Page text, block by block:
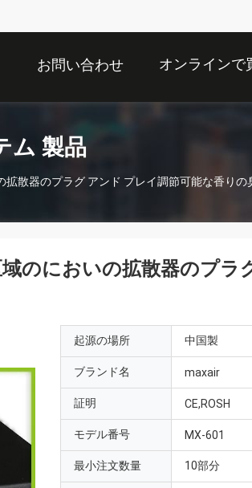
お問い合わせ オンラインで
ム 製品
散器のプラグ アンド プレイ調節可能な香りの
のにおいの拡散器のプラ
起源の場所 中国製
ブランド名 maxair
証明 CE,ROSH
モデル番号 MX-601
最小注文数量 10部分